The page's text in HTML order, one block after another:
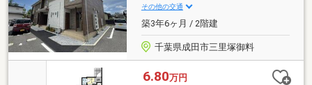
その他の交通
築3年6ヶ月 / 2階建
千葉県成田市三里塚御料
6.80万円